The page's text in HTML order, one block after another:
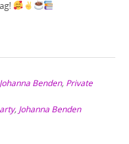
Johanna Benden, Private
, Johanna Benden